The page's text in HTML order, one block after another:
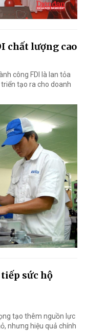
chất lượng cao
công FDI là lan tỏa
tạo ra cho doanh
sức hộ
tạo thêm nguồn lực
nhưng hiệu quả chính